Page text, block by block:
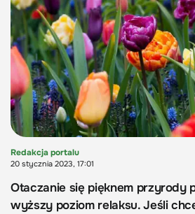
Redakcja portalu
20 stycznia 2023, 17:01
Otaczanie się pięknem przyrody
wyższy poziom relaksu. Jeśli